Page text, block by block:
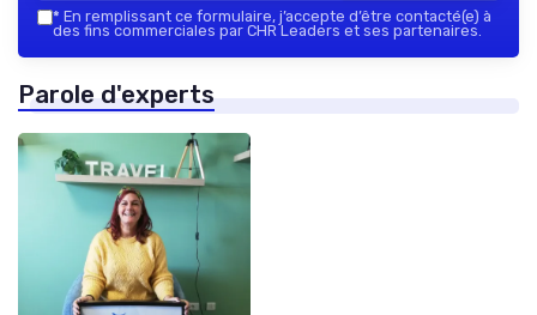
* En remplissant ce formulaire, j’accepte d’être contacté(e) à
des fins commerciales par CHR Leaders et ses partenaires.
Parole d'experts